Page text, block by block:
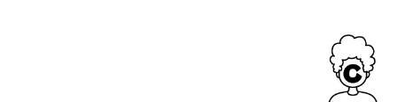
特定の個人を識別できるため個人情報とみなします。当社の運営
するメディアにおいては、たとえ特定の個人を識別することができ